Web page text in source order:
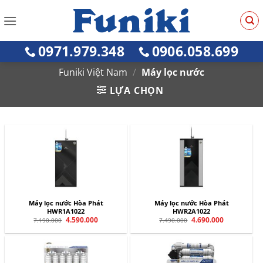
qua
0971.979.348 0906.058.699
Funiki Việt Nam / Máy lọc nước
LỰA CHỌN
Máy lọc nước Hòa Phát
HWR1A1022
7.190.000 Giá
là:
4.590.000Giá
tại
Máy lọc nước Hòa Phát
HWR2A1022
7.490.000 Giá
là:
4.690.000Giá
tại